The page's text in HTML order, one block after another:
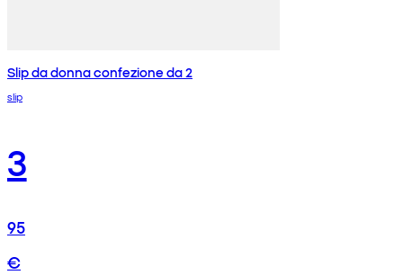
Slip da donna confezione da 2
slip
3
95
€